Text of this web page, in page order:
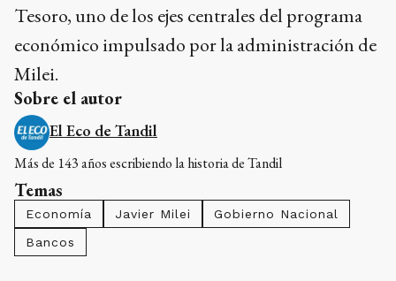
Tesoro, uno de los ejes centrales del programa
económico impulsado por la administración de
Milei.
Sobre el autor
El Eco de Tandil
Más de 143 años escribiendo la historia de Tandil
Temas
Economía Javier Milei
Gobierno Nacional
Bancos